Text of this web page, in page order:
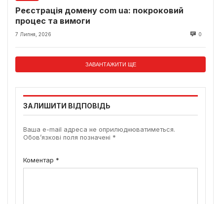
Реєстрація домену com ua: покроковий
процес та вимоги
7 Липня, 2026 0
ЗАВАНТАЖИТИ ЩЕ
ЗАЛИШИТИ ВІДПОВІДЬ
Ваша e-mail адреса не оприлюднюватиметься.
Обов’язкові поля позначені *
Коментар *